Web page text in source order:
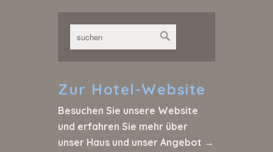
Zur Hotel-Website
Besuchen Sie unsere Website
und erfahren Sie mehr über
unser Haus und unser Angebot →